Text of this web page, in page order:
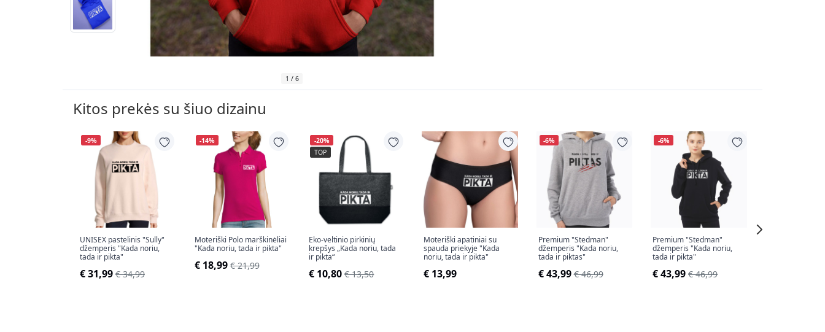
1 / 6
Kitos prekės su šiuo dizainu
-9%
UNISEX pastelinis "Sully"
džemperis "Kada noriu,
tada ir pikta"
€ 31,99 € 34,99
-14%
Moteriški Polo marškinėliai
"Kada noriu, tada ir pikta"
€ 18,99 € 21,99
-20%
TOP
Eko-veltinio pirkinių
krepšys „Kada noriu, tada
ir pikta“
€ 10,80 € 13,50
Moteriški apatiniai su
spauda priekyje "Kada
noriu, tada ir pikta"
€ 13,99
-6%
Premium "Stedman"
džemperis "Kada noriu,
tada ir piktas"
€ 43,99 € 46,99
-6%
Premium "Stedman"
džemperis "Kada noriu,
tada ir pikta"
€ 43,99 € 46,99